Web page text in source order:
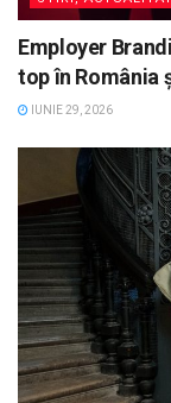
Employer
top în România
IUNIE 29, 2026